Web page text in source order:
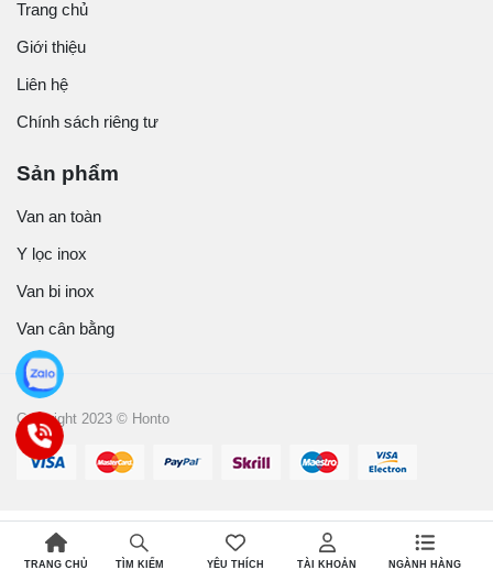
Trang chủ
Giới thiệu
Liên hệ
Chính sách riêng tư
Sản phẩm
Van an toàn
Y lọc inox
Van bi inox
Van cân bằng
Copyright 2023 © Honto
TRANG CHỦ TÌM KIẾM YÊU THÍCH TÀI KHOẢN NGÀNH HÀNG